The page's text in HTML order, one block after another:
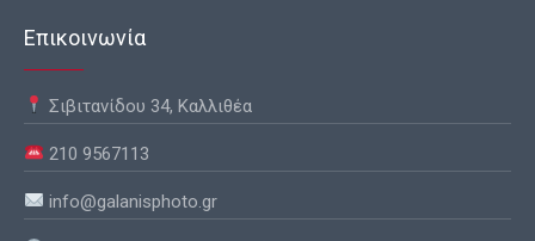
Επικοινωνία
Σιβιτανίδου 34, Καλλιθέα
210 9567113
info@galanisphoto.gr